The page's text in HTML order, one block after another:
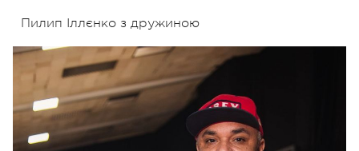
Пилип Іллєнко з дружиною